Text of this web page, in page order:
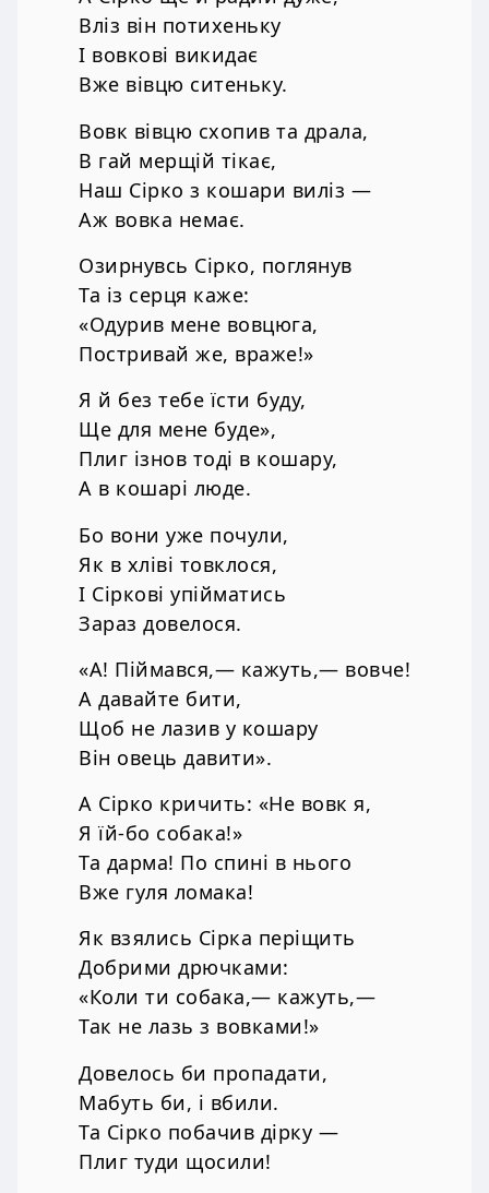
Вліз він потихеньку
І вовкові викидає
Вже вівцю ситеньку.
Вовк вівцю схопив та драла,
В гай мерщій тікає,
Наш Сірко з кошари виліз —
Аж вовка немає.
Озирнувсь Сірко, поглянув
Та із серця каже:
«Одурив мене вовцюга,
Постривай же, враже!»
Я й без тебе їсти буду,
Ще для мене буде»,
Плиг ізнов тоді в кошару,
А в кошарі люде.
Бо вони уже почули,
Як в хліві товклося,
І Сіркові упійматись
Зараз довелося.
«А! Піймався,— кажуть,— вовче!
А давайте бити,
Щоб не лазив у кошару
Він овець давити».
А Сірко кричить: «Не вовк я,
Я їй-бо собака!»
Та дарма! По спині в нього
Вже гуля ломака!
Як взялись Сірка періщить
Добрими дрючками:
«Коли ти собака,— кажуть,—
Так не лазь з вовками!»
Довелось би пропадати,
Мабуть би, і вбили.
Та Сірко побачив дірку —
Плиг туди щосили!